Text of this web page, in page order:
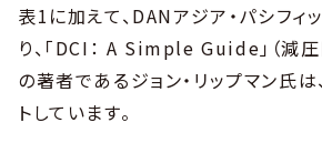
表1に加えて、DANアジア・パシフィ
り、「DCI： A Simple Guide」（減
の著者であるジョン・リップマン氏は
トしています。